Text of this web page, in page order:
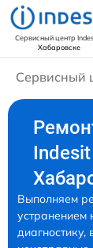
Сервисный центр
Хабаровске
Сервисный
Выполняем
устранением